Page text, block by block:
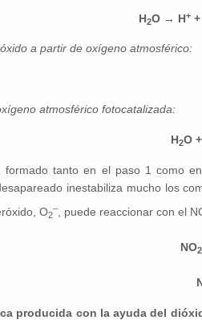
H2O → H++
a partir de oxígeno atmosférico:
atmosférico fotocatalizada:
H2O
formado tanto en el paso 1 como
inestabiliza mucho los
O2
–, puede reaccionar con el
NO2
producida con la ayuda del